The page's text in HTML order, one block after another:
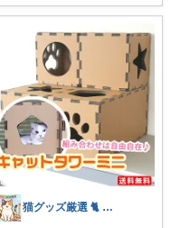
猫グッズ厳選 🐈 にゃん具市場 🌈